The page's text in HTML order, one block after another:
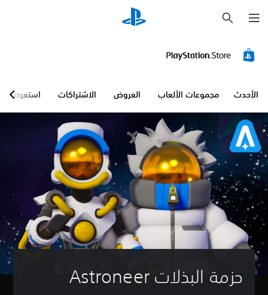
ح
ث
الأحدث مجموعات الألعاب العروض الاشتراكات استعرض
حزمة البذلات Astroneer